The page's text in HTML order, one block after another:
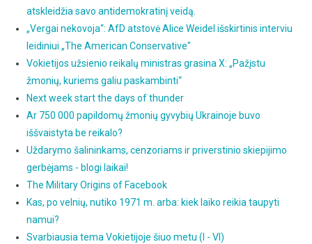
atskleidžia savo antidemokratinį veidą.
„Vergai nekovoja“: AfD atstovė Alice Weidel išskirtinis interviu
leidiniui „The American Conservative"
Vokietijos užsienio reikalų ministras grasina X: „Pažįstu
žmonių, kuriems galiu paskambinti“
Next week start the days of thunder
Ar 750 000 papildomų žmonių gyvybių Ukrainoje buvo
iššvaistyta be reikalo?
Uždarymo šalininkams, cenzoriams ir priverstinio skiepijimo
gerbėjams - blogi laikai!
The Military Origins of Facebook
Kas, po velnių, nutiko 1971 m. arba: kiek laiko reikia taupyti
namui?
Svarbiausia tema Vokietijoje šiuo metu (I - VI)